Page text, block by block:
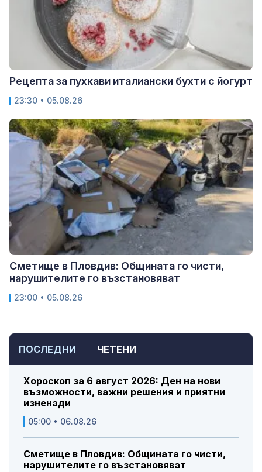
ПОСЛЕДНИ ЧЕТЕНИ
Хороскоп за 6 август 2026: Ден на нови
възможности, важни решения и приятни
изненади
05:00 • 06.08.26
Сметище в Пловдив: Общината го чисти,
нарушителите го възстановяват
Рецепта за пухкави италиански бухти с йогурт
23:30 • 05.08.26
Сметище в Пловдив: Общината го чисти,
нарушителите го възстановяват
23:00 • 05.08.26